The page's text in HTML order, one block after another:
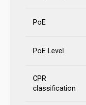
PoE
PoE Level
CPR
classification